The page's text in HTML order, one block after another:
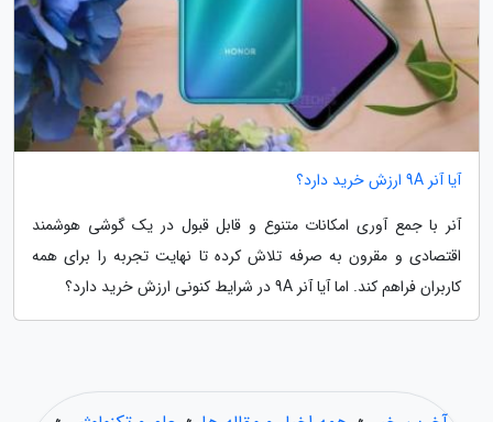
آیا آنر 9A ارزش خرید دارد؟
آنر با جمع آوری امکانات متنوع و قابل قبول در یک گوشی هوشمند
اقتصادی و مقرون به صرفه تلاش کرده تا نهایت تجربه را برای همه
کاربران فراهم کند. اما آیا آنر 9A در شرایط کنونی ارزش خرید دارد؟